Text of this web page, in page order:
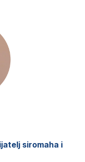
siromaha i